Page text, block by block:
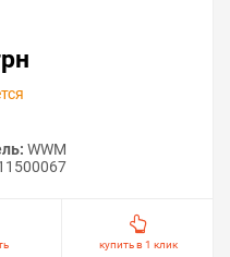
WWM
купить в 1 клик